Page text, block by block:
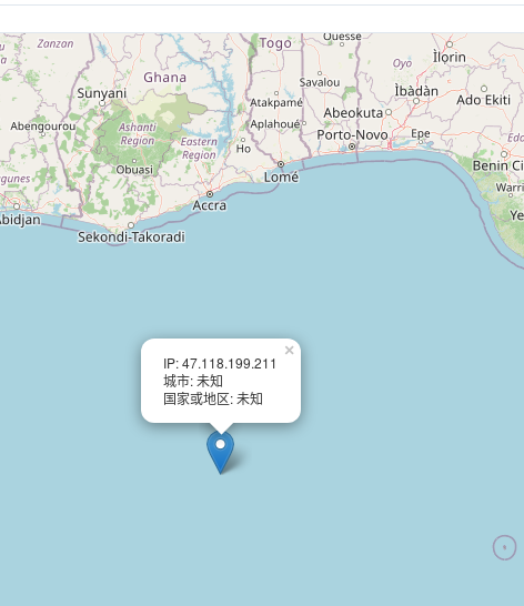
IP: 47.118.199.211
城市: 未知
国家或地区: 未知
×